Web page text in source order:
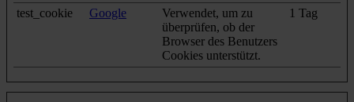
test_cookie Google
Verwendet, um zu
überprüfen, ob der
Browser des Benutzers
Cookies unterstützt.
1 Tag